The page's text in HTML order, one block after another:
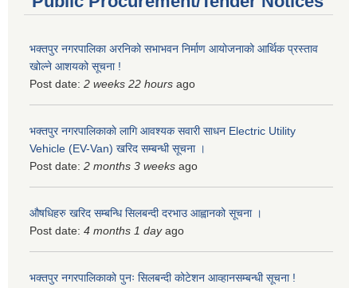
भक्तपुर नगरपालिका अरनिको सभाभवन निर्माण आयोजनाको आर्थिक प्रस्ताव
खोल्ने आशयको सूचना !
Post date: 2 weeks 22 hours ago
भक्तपुर नगरपालिकाकाे लागि आवश्यक सवारी साधन Electric Utility
Vehicle (EV-Van) खरिद सम्बन्धी सूचना ।
Post date: 2 months 3 weeks ago
औषधिहरु खरिद सम्बन्धि सिलबन्दी दरभाउ आह्वानको सूचना ।
Post date: 4 months 1 dayago
भक्तपुर नगरपालिकाको पुनः सिलबन्दी कोटेशन आव्हानसम्बन्धी सूचना !